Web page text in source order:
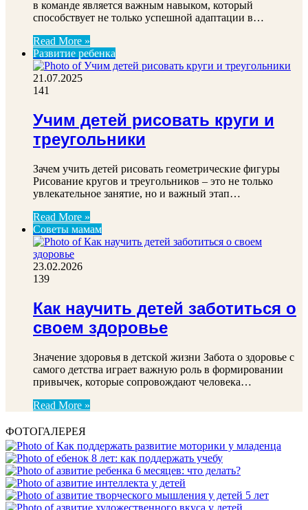
в команде является важным навыком, который
способствует не только успешной адаптации в…
Read More »
Развитие ребенка
21.07.2025
141
Учим детей рисовать круги и
треугольники
Зачем учить детей рисовать геометрические фигуры
Рисование кругов и треугольников – это не только
увлекательное занятие, но и важный этап…
Read More »
Советы мамам
23.02.2026
139
Как научить детей заботиться о
своем здоровье
Значение здоровья в детской жизни Забота о здоровье с
самого детства играет важную роль в формировании
привычек, которые сопровождают человека…
Read More »
ФОТОГАЛЕРЕЯ